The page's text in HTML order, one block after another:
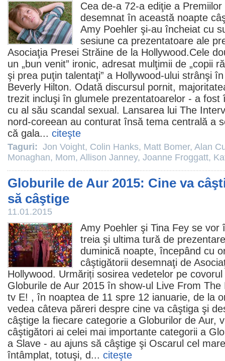
Cea de-a 72-a ediţie a
desemnat în această noapte
Amy Poehler şi-au încheiat cu
sesiune ca prezentatoare ale
Asociaţia Presei Străine de la Hollywood.Cele
un „bun venit” ironic, adresat mulţimii de „copii
şi prea puţin talentaţi” a Hollywood-ului strânşi
Beverly Hilton. Odată discursul pornit,
trezit incluşi în glumele prezentatoarelor - a
cu al său scandal sexual. Lansarea lui The
nord-coreean au conturat însă tema centrală a
că gala... citeşte
Taguri: Jon Voight, Colin Hanks, Matt Bomer, Alan
Monaghan, Mom, Allison Janney, Joanne Froggatt,
Globurile de Aur 2015: Cine va
să câştige
11.01.2015
Amy Poehler şi Tina Fey se vor
treia şi ultima tură de
duminică noapte, începând cu
câştigătorii desemnaţi de
Hollywood. Urmăriți sosirea vedetelor pe
Globurile de Aur 2015 în show-ul Live From
tv E! , în noaptea de 11 spre 12 ianuarie, de la
vedea câteva păreri despre cine va câştiga şi
câştige la fiecare categorie a Globurilor de Aur,
câştigători ai celei mai importante categorii a
a Slave - au ajuns să câştige şi Oscarul cel
întâmplat, totuşi, d... citeşte